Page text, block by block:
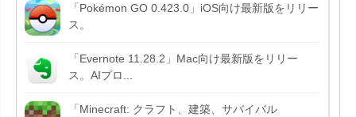
「Pokémon GO 0.423.0」iOS向け最新版をリリー
ス。
「Evernote 11.28.2」Mac向け最新版をリリー
ス。AIプロ...
「Minecraft: クラフト、建築、サバイバル